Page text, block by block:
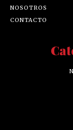
NOSOTROS
CONTACTO